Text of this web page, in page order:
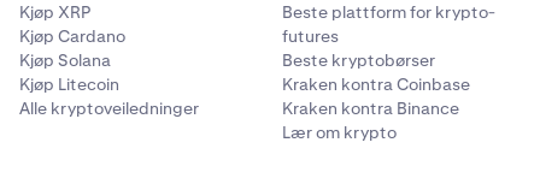
Kjøp XRP
Kjøp Cardano
Kjøp Solana
Kjøp Litecoin
Alle kryptoveiledninger
Beste plattform for krypto-
futures
Beste kryptobørser
Kraken kontra Coinbase
Kraken kontra Binance
Lær om krypto